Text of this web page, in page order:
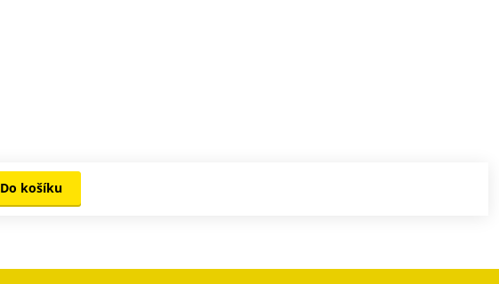
Do košíku